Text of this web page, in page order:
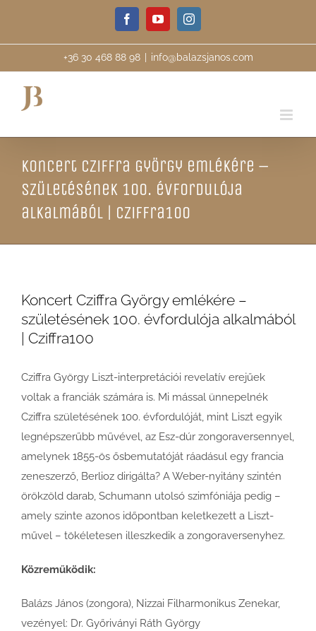
content
FacebookYouTubeInstagram
+36 30 468 88 98 info@balazsjanos.com
Koncert Cziffra György emlékére –
születésének 100. évfordulója
alkalmából | Cziffra100
Koncert Cziffra György emlékére –
születésének 100. évfordulója alkalmából
| Cziffra100
Cziffra György Liszt-interpretációi revelatív erejűek
voltak a franciák számára is. Mi mással ünnepelnék
Cziffra születésének 100. évfordulóját, mint Liszt egyik
legnépszerűbb művével, az Esz-dúr zongoraversennyel,
amelynek 1855-ös ősbemutatóját ráadásul egy francia
zeneszerző, Berlioz dirigálta? A Weber-nyitány szintén
örökzöld darab, Schumann utolsó szimfóniája pedig –
amely szinte azonos időpontban keletkezett a Liszt-
művel – tökéletesen illeszkedik a zongoraversenyhez.
Közreműködik:
Balázs János (zongora), Nizzai Filharmonikus Zenekar,
vezényel: Dr. Győriványi Ráth György